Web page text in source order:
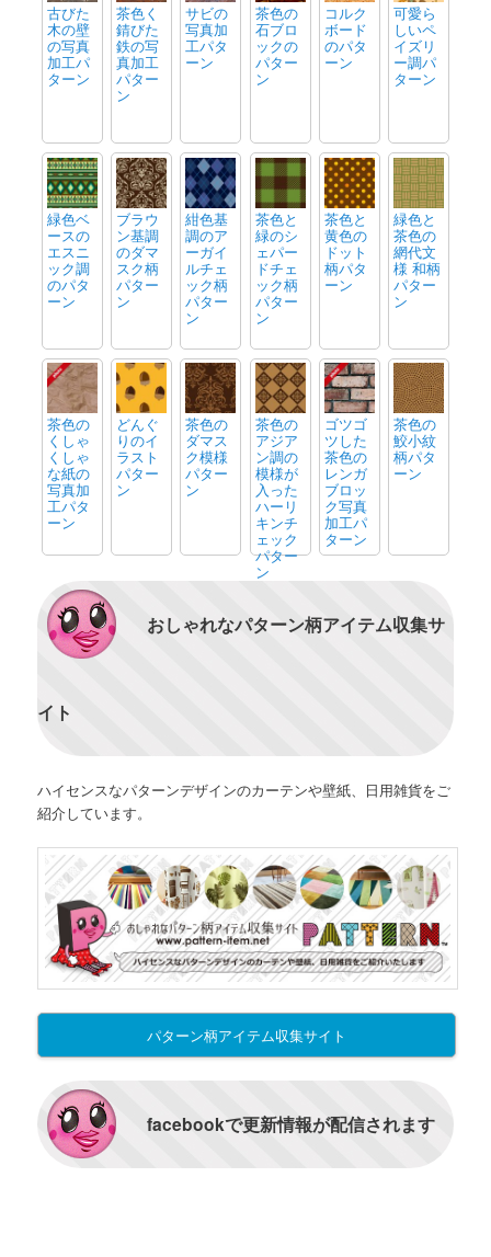
古びた
木の壁
の写真
加工パ
ターン
茶色く
錆びた
鉄の写
真加工
パター
ン
サビの
写真加
工パタ
ーン
茶色の
石ブロ
ックの
パター
ン
コルク
ボード
のパタ
ーン
可愛ら
しいペ
イズリ
ー調パ
ターン
緑色ベ
ースの
エスニ
ック調
のパタ
ーン
ブラウ
ン基調
のダマ
スク柄
パター
ン
紺色基
調のア
ーガイ
ルチェ
ック柄
パター
ン
茶色と
緑のシ
ェパー
ドチェ
ック柄
パター
ン
茶色と
黄色の
ドット
柄パタ
ーン
緑色と
茶色の
網代文
様 和柄
パター
ン
茶色の
くしゃ
くしゃ
な紙の
写真加
工パタ
ーン
どんぐ
りのイ
ラスト
パター
ン
茶色の
ダマス
ク模様
パター
ン
茶色の
アジア
ン調の
模様が
入った
ハーリ
キンチ
ェック
パター
ン
ゴツゴ
ツした
茶色の
レンガ
ブロッ
ク写真
加工パ
ターン
茶色の
鮫小紋
柄パタ
ーン
おしゃれなパターン柄アイテム収集サ
イト
ハイセンスなパターンデザインのカーテンや壁紙、日用雑貨をご
紹介しています。
パターン柄アイテム収集サイト
facebookで更新情報が配信されます